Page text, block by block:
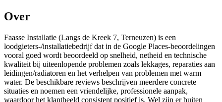
Over
Faasse Installatie (Langs de Kreek 7, Terneuzen) is een
loodgieters-/installatiebedrijf dat in de Google Places-beoordelingen
vooral goed wordt beoordeeld op snelheid, netheid en technische
kwaliteit bij uiteenlopende problemen zoals lekkages, reparaties aan
leidingen/radiatoren en het verhelpen van problemen met warm
water. De beschikbare reviews beschrijven meerdere concrete
situaties en noemen een vriendelijke, professionele aanpak,
waardoor het klantbeeld consistent positief is. Wel zijn er buiten